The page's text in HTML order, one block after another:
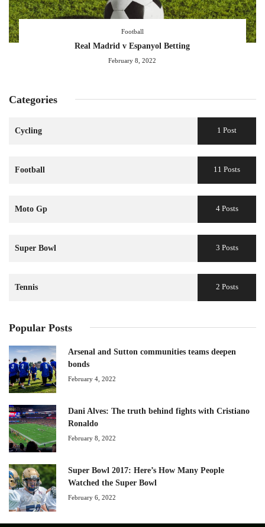
Football
Real Madrid v Espanyol Betting
February 8, 2022
Categories
Cycling 1 Post
Football 11 Posts
Moto Gp 4 Posts
Super Bowl 3 Posts
Tennis 2 Posts
Popular Posts
Arsenal and Sutton communities teams deepen
bonds
February 4, 2022
Dani Alves: The truth behind fights with Cristiano
Ronaldo
February 8, 2022
Super Bowl 2017: Here’s How Many People
Watched the Super Bowl
February 6, 2022